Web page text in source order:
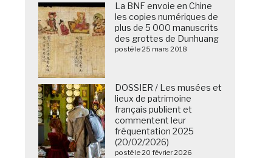
La BNF envoie en Chine
les copies numériques de
plus de 5 000 manuscrits
des grottes de Dunhuang
posté le 25 mars 2018
DOSSIER / Les musées et
lieux de patrimoine
français publient et
commentent leur
fréquentation 2025
(20/02/2026)
posté le 20 février 2026